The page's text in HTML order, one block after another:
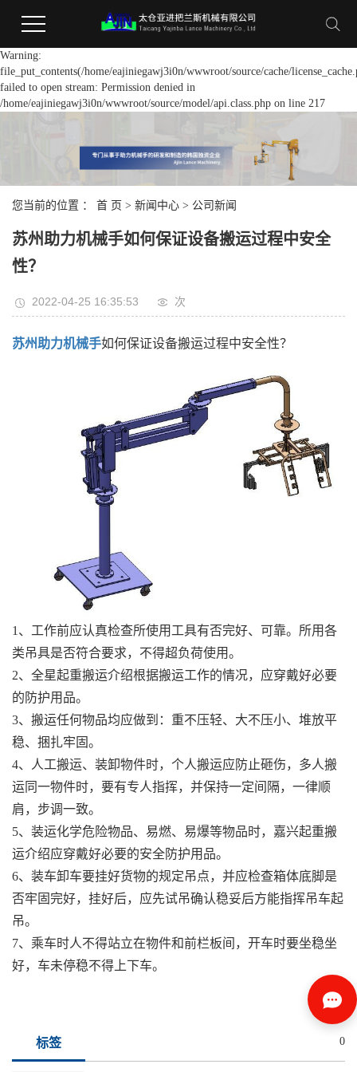
Warning:
file_put_contents(/home/eajiniegawj3i0n/wwwroot/source/cache/
failed to open stream: Permission denied in
/home/eajiniegawj3i0n/wwwroot/source/model/api.class.php on line 217
您当前的位置 ： 首 页 > 新闻中心 > 公司新闻
苏州助力机械手如何保证设备搬运过程中安全
性？
2022-04-25 16:35:53 次
苏州助力机械手如何保证设备搬运过程中安全性？
1、工作前应认真检查所使用工具有否完好、可靠。所用各
类吊具是否符合要求，不得超负荷使用。
2、全星起重搬运介绍根据搬运工作的情况，应穿戴好必要
的防护用品。
3、搬运任何物品均应做到：重不压轻、大不压小、堆放平
稳、捆扎牢固。
4、人工搬运、装卸物件时，个人搬运应防止砸伤，多人搬
运同一物件时，要有专人指挥，并保持一定间隔，一律顺
肩，步调一致。
5、装运化学危险物品、易燃、易爆等物品时，嘉兴起重搬
运介绍应穿戴好必要的安全防护用品。
6、装车卸车要挂好货物的规定吊点，并应检查箱体底脚是
否牢固完好，挂好后，应先试吊确认稳妥后方能指挥吊车起
吊。
7、乘车时人不得站立在物件和前栏板间，开车时要坐稳坐
好，车未停稳不得上下车。
标签 0